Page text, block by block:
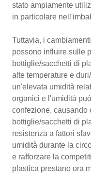
stato ampiamente
in particolare
Tuttavia, i
possono influire sulle
bottiglie/sacchetti di
alte temperature e
un'elevata umidità
organici e l'umidità
confezione, causando
bottiglie/sacchetti di
resistenza a fattori
umidità durante la
e rafforzare la
plastica prestano ora